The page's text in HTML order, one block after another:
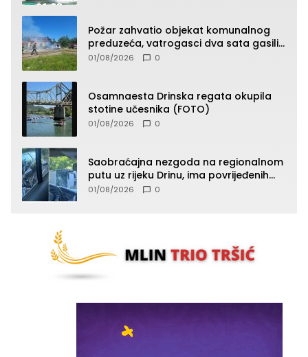
Požar zahvatio objekat komunalnog
preduzeća, vatrogasci dva sata gasili
vatru (FOTO)
01/08/2026 0
Osamnaesta Drinska regata okupila
stotine učesnika (FOTO)
01/08/2026 0
Saobraćajna nezgoda na regionalnom
putu uz rijeku Drinu, ima povrijeđenih
lica (FOTO)
01/08/2026 0